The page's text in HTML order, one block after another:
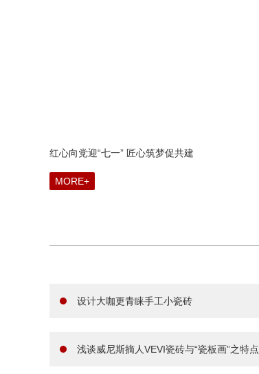
红心向党迎“七一” 匠心筑梦促共建
MORE+
设计大咖更青睐手工小瓷砖
浅谈威尼斯摘人VEVI瓷砖与“瓷板画”之特点